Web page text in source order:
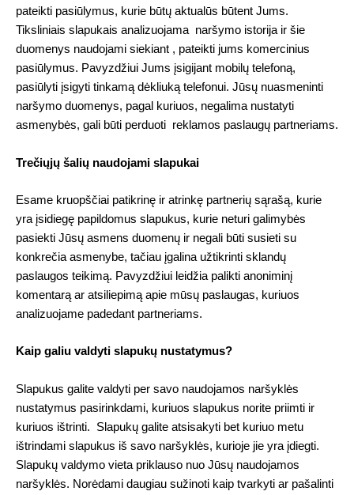
pateikti pasiūlymus, kurie būtų aktualūs būtent Jums.
Tiksliniais slapukais analizuojama naršymo istorija ir šie
duomenys naudojami siekiant , pateikti jums komercinius
pasiūlymus. Pavyzdžiui Jums įsigijant mobilų telefoną,
pasiūlyti įsigyti tinkamą dėkliuką telefonui. Jūsų nuasmeninti
naršymo duomenys, pagal kuriuos, negalima nustatyti
asmenybės, gali būti perduoti reklamos paslaugų partneriams.
Trečiųjų šalių naudojami slapukai
Esame kruopščiai patikrinę ir atrinkę partnerių sąrašą, kurie
yra įsidiegę papildomus slapukus, kurie neturi galimybės
pasiekti Jūsų asmens duomenų ir negali būti susieti su
konkrečia asmenybe, tačiau įgalina užtikrinti sklandų
paslaugos teikimą. Pavyzdžiui leidžia palikti anoniminį
komentarą ar atsiliepimą apie mūsų paslaugas, kuriuos
analizuojame padedant partneriams.
Kaip galiu valdyti slapukų nustatymus?
Slapukus galite valdyti per savo naudojamos naršyklės
nustatymus pasirinkdami, kuriuos slapukus norite priimti ir
kuriuos ištrinti. Slapukų galite atsisakyti bet kuriuo metu
ištrindami slapukus iš savo naršyklės, kurioje jie yra įdiegti.
Slapukų valdymo vieta priklauso nuo Jūsų naudojamos
naršyklės. Norėdami daugiau sužinoti kaip tvarkyti ar pašalinti